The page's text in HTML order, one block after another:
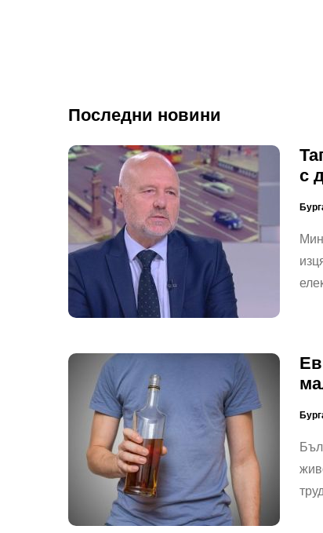
Последни новини
с